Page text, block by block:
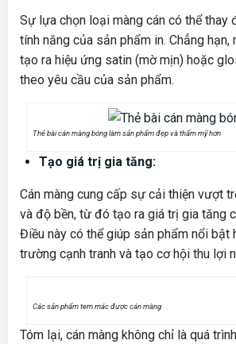
Sự lựa chọn loại màng cán có thể thay
tính năng của sản phẩm in. Chẳng hạn,
tạo ra hiệu ứng satin (mờ mịn) hoặc
theo yêu cầu của sản phẩm.
Thẻ bài cán màng bóng làm sản phẩm đẹp và thẩm mỹ hơn
Tạo giá trị gia tăng:
Cán màng cung cấp sự cải thiện vượt
và độ bền, từ đó tạo ra giá trị gia tăng
Điều này có thể giúp sản phẩm nổi bật
trường cạnh tranh và tạo cơ hội thu lợi
Các sản phẩm tem mác được cán màng
Tóm lại, cán màng không chỉ là quá